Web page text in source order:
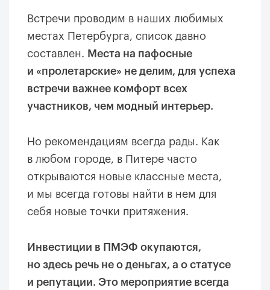
Встречи проводим в наших любимых
местах Петербурга, список давно
составлен. Места на пафосные
и «пролетарские» не делим, для успеха
встречи важнее комфорт всех
участников, чем модный интерьер.
Но рекомендациям всегда рады. Как
в любом городе, в Питере часто
открываются новые классные места,
и мы всегда готовы найти в нем для
себя новые точки притяжения.
Инвестиции в ПМЭФ окупаются,
но здесь речь не о деньгах, а о статусе
и репутации. Это мероприятие всегда